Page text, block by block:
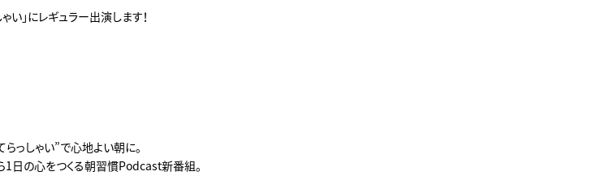
い」にレギュラー出演します！
っしゃい”で心地よい朝に。
1日の心をつくる朝習慣Podcast新番組。